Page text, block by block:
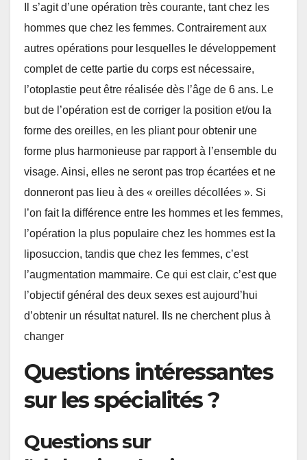
Il s’agit d’une opération très courante, tant chez les
hommes que chez les femmes. Contrairement aux
autres opérations pour lesquelles le développement
complet de cette partie du corps est nécessaire,
l’otoplastie peut être réalisée dès l’âge de 6 ans. Le
but de l’opération est de corriger la position et/ou la
forme des oreilles, en les pliant pour obtenir une
forme plus harmonieuse par rapport à l’ensemble du
visage. Ainsi, elles ne seront pas trop écartées et ne
donneront pas lieu à des « oreilles décollées ». Si
l’on fait la différence entre les hommes et les femmes,
l’opération la plus populaire chez les hommes est la
liposuccion, tandis que chez les femmes, c’est
l’augmentation mammaire. Ce qui est clair, c’est que
l’objectif général des deux sexes est aujourd’hui
d’obtenir un résultat naturel. Ils ne cherchent plus à
changer
Questions intéressantes
sur les spécialités ?
Questions sur